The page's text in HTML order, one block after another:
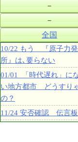
－
－
全国
10/22 もう 『原子力
所』は､要らない
01/01 「時代遅れ」に
い地方都市 どうすり
の？
11/24 安否確認 伝言板